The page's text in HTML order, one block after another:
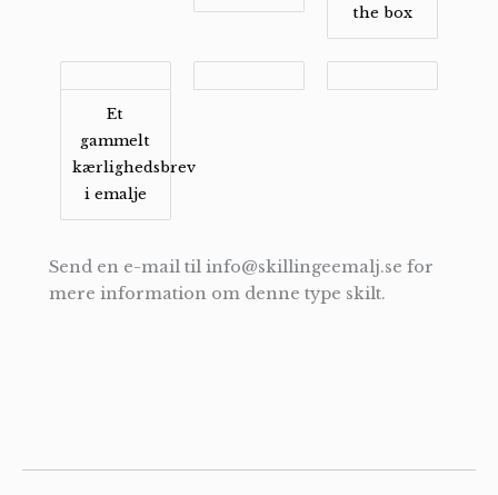
the box
Et
gammelt
kærlighedsbrev
i emalje
Send en e-mail til info@skillingeemalj.se for
mere information om denne type skilt.